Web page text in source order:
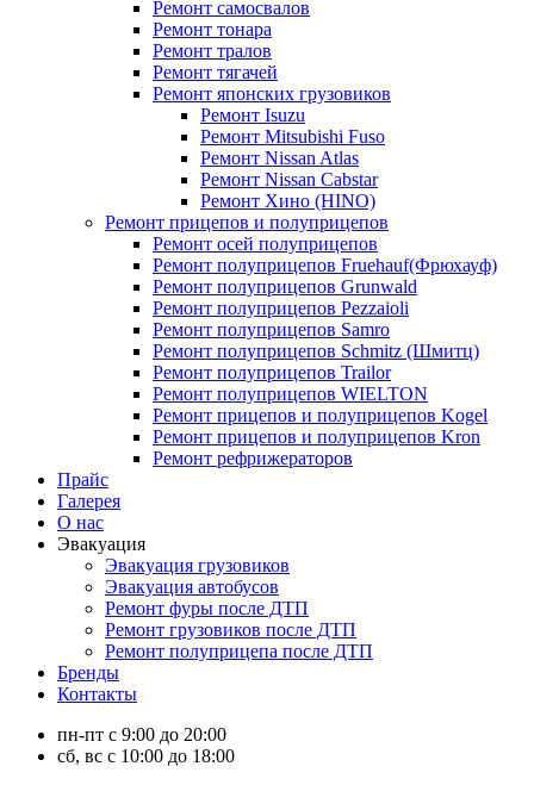
Ремонт самосвалов
Ремонт тонара
Ремонт тралов
Ремонт тягачей
Ремонт японских грузовиков
Ремонт Isuzu
Ремонт Mitsubishi Fuso
Ремонт Nissan Atlas
Ремонт Nissan Cabstar
Ремонт Хино (HINO)
Ремонт прицепов и полуприцепов
Ремонт осей полуприцепов
Ремонт полуприцепов Fruehauf(Фрюхауф)
Ремонт полуприцепов Grunwald
Ремонт полуприцепов Pezzaioli
Ремонт полуприцепов Samro
Ремонт полуприцепов Schmitz (Шмитц)
Ремонт полуприцепов Trailor
Ремонт полуприцепов WIELTON
Ремонт прицепов и полуприцепов Kogel
Ремонт прицепов и полуприцепов Kron
Ремонт рефрижераторов
Прайс
Галерея
О нас
Эвакуация
Эвакуация грузовиков
Эвакуация автобусов
Ремонт фуры после ДТП
Ремонт грузовиков после ДТП
Ремонт полуприцепа после ДТП
Бренды
Контакты
пн-пт с 9:00 до 20:00
сб, вс с 10:00 до 18:00